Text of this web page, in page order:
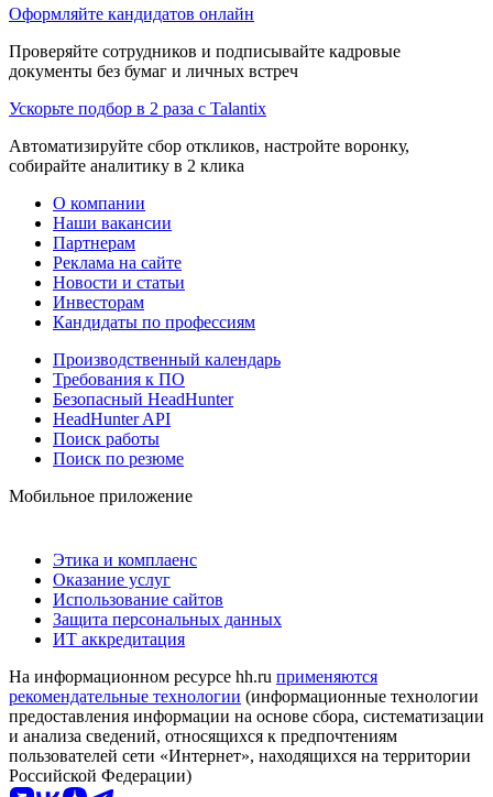
Оформляйте кандидатов онлайн
Проверяйте сотрудников и подписывайте кадровые
документы без бумаг и личных встреч
Ускорьте подбор в 2 раза с Talantix
Автоматизируйте сбор откликов, настройте воронку,
собирайте аналитику в 2 клика
О компании
Наши вакансии
Партнерам
Реклама на сайте
Новости и статьи
Инвесторам
Кандидаты по профессиям
Производственный календарь
Требования к ПО
Безопасный HeadHunter
HeadHunter API
Поиск работы
Поиск по резюме
Мобильное приложение
Этика и комплаенс
Оказание услуг
Использование сайтов
Защита персональных данных
ИТ аккредитация
На информационном ресурсе hh.ru применяются
рекомендательные технологии (информационные технологии
предоставления информации на основе сбора, систематизации
и анализа сведений, относящихся к предпочтениям
пользователей сети «Интернет», находящихся на территории
Российской Федерации)